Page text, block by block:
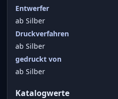
Entwerfer
ab Silber
Druckverfahren
ab Silber
gedruckt von
ab Silber
Katalogwerte